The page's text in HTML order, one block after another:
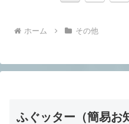
ホーム その他
ふぐッター（簡易お